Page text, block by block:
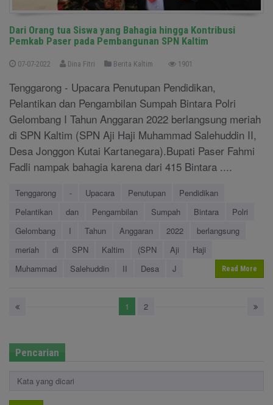
Dari Orang tua Siswa yang Bahagia hingga Kontribusi
Pemkab Paser pada Pembangunan SPN Kaltim
07-07-2022 Dina Fitri Berita Kaltim 1901
Tenggarong - Upacara Penutupan Pendidikan,
Pelantikan dan Pengambilan Sumpah Bintara Polri
Gelombang I Tahun Anggaran 2022 berlangsung meriah
di SPN Kaltim (SPN Aji Haji Muhammad Salehuddin II,
Desa Jonggon Kutai Kartanegara).Bupati Paser Fahmi
Fadli nampak bahagia karena dari 415 Bintara ....
Tenggarong - Upacara Penutupan
Pendidikan
Pelantikan
dan Pengambilan Sumpah Bintara
Polri
Gelombang
I Tahun Anggaran 2022
berlangsung
meriah
di SPN Kaltim (SPN Aji
Haji
Muhammad
Salehuddin II Desa J Read More
1 2
Pencarian